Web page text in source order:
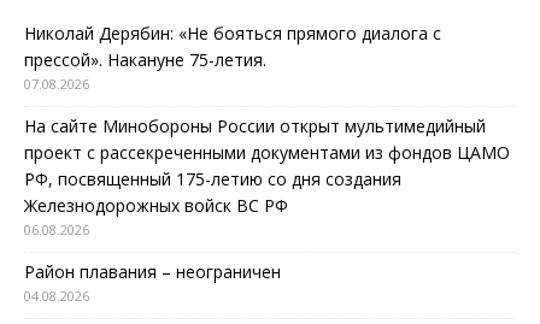
Николай Дерябин: «Не бояться прямого диалога с
прессой». Накануне 75-летия.
07.08.2026
На сайте Минобороны России открыт мультимедийный
проект с рассекреченными документами из фондов ЦАМО
РФ, посвященный 175-летию со дня создания
Железнодорожных войск ВС РФ
06.08.2026
Район плавания – неограничен
04.08.2026